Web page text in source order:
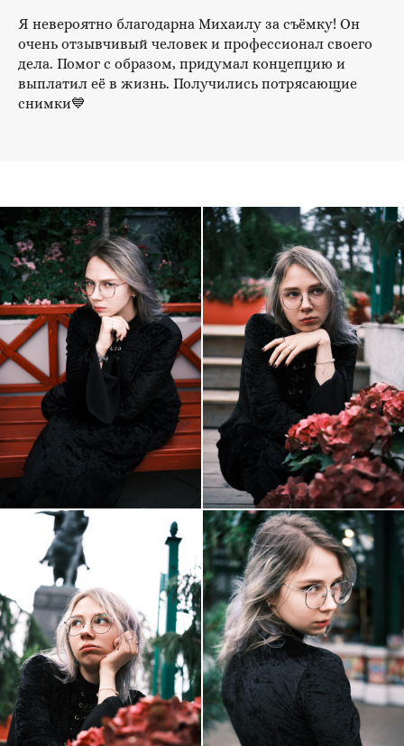
Я невероятно благодарна Михаилу за съёмку! Он
очень отзывчивый человек и профессионал своего
дела. Помог с образом, придумал концепцию и
выплатил её в жизнь. Получились потрясающие
снимки💙